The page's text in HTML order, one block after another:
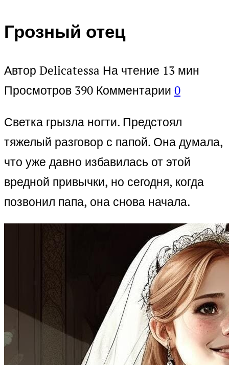
Грозный отец
Автор Delicatessa На чтение 13 мин
Просмотров 390 Комментарии 0
Светка грызла ногти. Предстоял
тяжелый разговор с папой. Она думала,
что уже давно избавилась от этой
вредной привычки, но сегодня, когда
позвонил папа, она снова начала.